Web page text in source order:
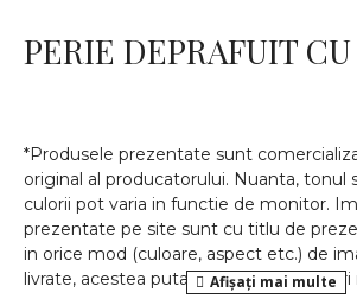
PERIE DEPRAFUIT
*Produsele prezentate sunt
original al producatorului. Nuanta, tonul
culorii pot varia in functie de monitor.
prezentate pe site sunt cu titlu de
in orice mod (culoare, aspect etc.) de
livrate, acestea putand prezenta abateri